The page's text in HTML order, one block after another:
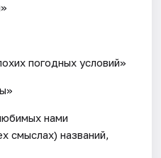
погодных условий»
нами
смыслах) названий,